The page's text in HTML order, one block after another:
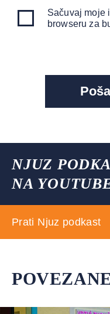
Sačuvaj moje
browseru za
NJUZ
NA
Prati Njuz podkast